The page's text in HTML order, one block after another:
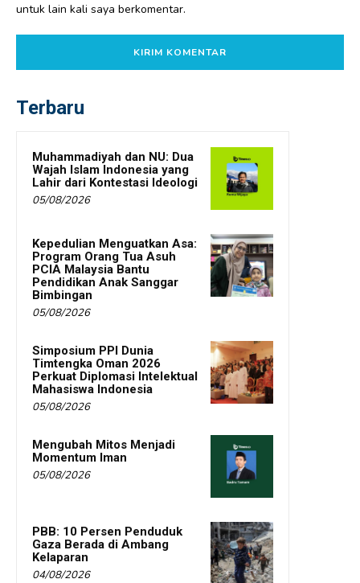
untuk lain kali saya berkomentar.
Terbaru
Muhammadiyah dan NU: Dua
Wajah Islam Indonesia yang
Lahir dari Kontestasi Ideologi
05/08/2026
Kepedulian Menguatkan Asa:
Program Orang Tua Asuh
PCIA Malaysia Bantu
Pendidikan Anak Sanggar
Bimbingan
05/08/2026
Simposium PPI Dunia
Timtengka Oman 2026
Perkuat Diplomasi Intelektual
Mahasiswa Indonesia
05/08/2026
Mengubah Mitos Menjadi
Momentum Iman
05/08/2026
PBB: 10 Persen Penduduk
Gaza Berada di Ambang
Kelaparan
04/08/2026